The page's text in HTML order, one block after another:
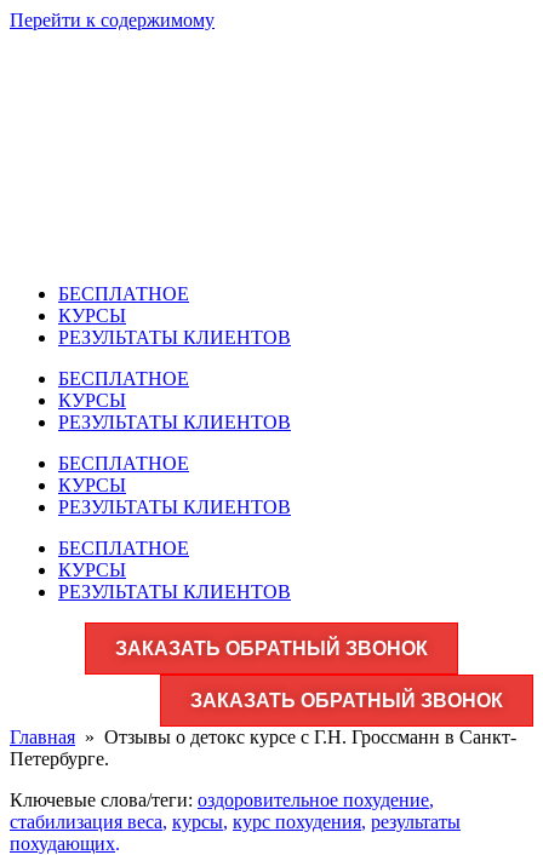
Перейти к содержимому
БЕСПЛАТНОЕ
КУРСЫ
РЕЗУЛЬТАТЫ КЛИЕНТОВ
БЕСПЛАТНОЕ
КУРСЫ
РЕЗУЛЬТАТЫ КЛИЕНТОВ
БЕСПЛАТНОЕ
КУРСЫ
РЕЗУЛЬТАТЫ КЛИЕНТОВ
БЕСПЛАТНОЕ
КУРСЫ
РЕЗУЛЬТАТЫ КЛИЕНТОВ
ЗАКАЗАТЬ ОБРАТНЫЙ ЗВОНОК
ЗАКАЗАТЬ ОБРАТНЫЙ ЗВОНОК
Главная » Отзывы о детокс курсе с Г.Н. Гроссманн в Санкт-
Петербурге.
Ключевые слова/теги: оздоровительное похудение,
стабилизация веса, курсы, курс похудения, результаты
похудающих.